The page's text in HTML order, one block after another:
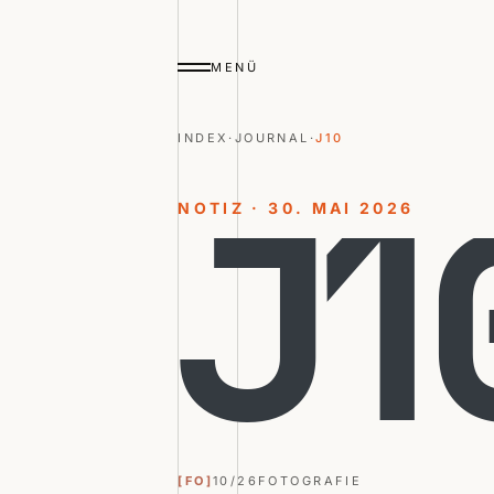
MENÜ
INDEX · JOURNAL ·J10
NOTIZ · 30. MAI 2026
J1
[FO] 10/26 FOTOGRAFIE